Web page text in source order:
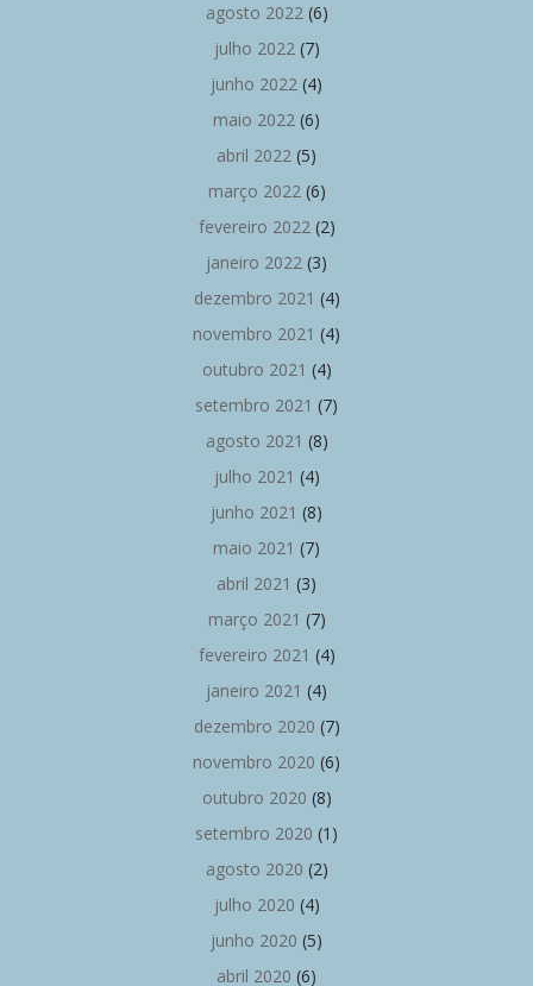
agosto 2022(6)
julho 2022(7)
junho 2022 (4)
maio 2022 (6)
abril 2022 (5)
março 2022(6)
fevereiro 2022(2)
janeiro 2022 (3)
dezembro 2021 (4)
novembro 2021 (4)
outubro 2021 (4)
setembro 2021 (7)
agosto 2021 (8)
julho 2021 (4)
junho 2021 (8)
maio 2021 (7)
abril 2021 (3)
março 2021 (7)
fevereiro 2021 (4)
janeiro 2021 (4)
dezembro 2020 (7)
novembro 2020 (6)
outubro 2020 (8)
setembro 2020 (1)
agosto 2020 (2)
julho 2020 (4)
junho 2020 (5)
abril 2020 (6)